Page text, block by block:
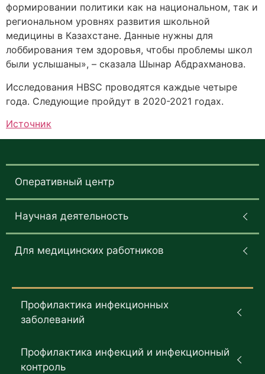
формировании политики как на национальном, так и
региональном уровнях развития школьной
медицины в Казахстане. Данные нужны для
лоббирования тем здоровья, чтобы проблемы школ
были услышаны», – сказала Шынар Абдрахманова.
Исследования HBSC проводятся каждые четыре
года. Следующие пройдут в 2020-2021 годах.
Источник
Оперативный центр
Научная деятельность
Для медицинских работников
Профилактика инфекционных
заболеваний
Профилактика инфекций и инфекционный
контроль